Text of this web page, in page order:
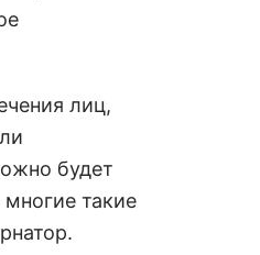
лиц,
будет
такие